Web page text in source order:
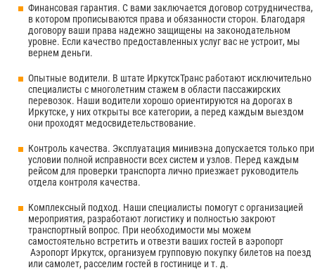
Финансовая гарантия. С вами заключается договор сотрудничества,
в котором прописываются права и обязанности сторон. Благодаря
договору ваши права надежно защищены на законодательном
уровне. Если качество предоставленных услуг вас не устроит, мы
вернем деньги.
Опытные водители. В штате ИркутскТранс работают исключительно
специалисты с многолетним стажем в области пассажирских
перевозок. Наши водители хорошо ориентируются на дорогах в
Иркутске, у них открыты все категории, а перед каждым выездом
они проходят медосвидетельствование.
Контроль качества. Эксплуатация минивэна допускается только при
условии полной исправности всех систем и узлов. Перед каждым
рейсом для проверки транспорта лично приезжает руководитель
отдела контроля качества.
Комплексный подход. Наши специалисты помогут с организацией
мероприятия, разработают логистику и полностью закроют
транспортный вопрос. При необходимости мы можем
самостоятельно встретить и отвезти ваших гостей в аэропорт
Аэропорт Иркутск, организуем групповую покупку билетов на поезд
или самолет, расселим гостей в гостинице и т. д.